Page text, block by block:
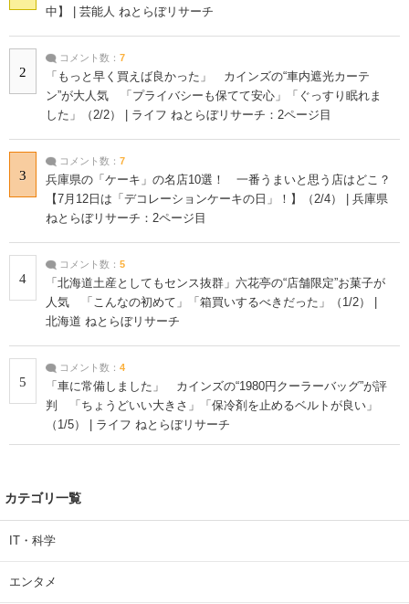
中】 | 芸能人 ねとらぼリサーチ
2
コメント数： 7
「もっと早く買えば良かった」 カインズの“車内遮光カーテ
ン”が大人気 「プライバシーも保てて安心」「ぐっすり眠れま
した」（2/2） | ライフ ねとらぼリサーチ：2ページ目
3
コメント数： 7
兵庫県の「ケーキ」の名店10選！ 一番うまいと思う店はどこ？
【7月12日は「デコレーションケーキの日」！】（2/4） | 兵庫県
ねとらぼリサーチ：2ページ目
4
コメント数： 5
「北海道土産としてもセンス抜群」六花亭の“店舗限定”お菓子が
人気 「こんなの初めて」「箱買いするべきだった」（1/2） |
北海道 ねとらぼリサーチ
5
コメント数： 4
「車に常備しました」 カインズの“1980円クーラーバッグ”が評
判 「ちょうどいい大きさ」「保冷剤を止めるベルトが良い」
（1/5） | ライフ ねとらぼリサーチ
カテゴリ一覧
IT・科学
エンタメ